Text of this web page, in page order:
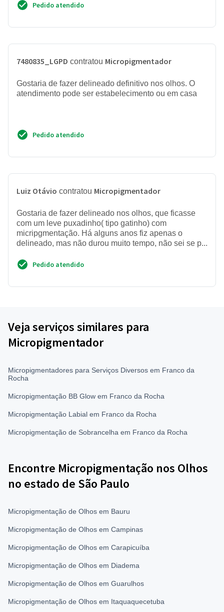
Pedido atendido
7480835_LGPD contratou Micropigmentador
Gostaria de fazer delineado definitivo nos olhos. O
atendimento pode ser estabelecimento ou em casa
Pedido atendido
Luiz Otávio contratou Micropigmentador
Gostaria de fazer delineado nos olhos, que ficasse
com um leve puxadinho( tipo gatinho) com
micripgmentação. Há alguns anos fiz apenas o
delineado, mas não durou muito tempo, não sei se p...
Pedido atendido
Veja serviços similares para
Micropigmentador
Micropigmentadores para Serviços Diversos em Franco da
Rocha
Micropigmentação BB Glow em Franco da Rocha
Micropigmentação Labial em Franco da Rocha
Micropigmentação de Sobrancelha em Franco da Rocha
Encontre Micropigmentação nos Olhos
no estado de São Paulo
Micropigmentação de Olhos em Bauru
Micropigmentação de Olhos em Campinas
Micropigmentação de Olhos em Carapicuíba
Micropigmentação de Olhos em Diadema
Micropigmentação de Olhos em Guarulhos
Micropigmentação de Olhos em Itaquaquecetuba